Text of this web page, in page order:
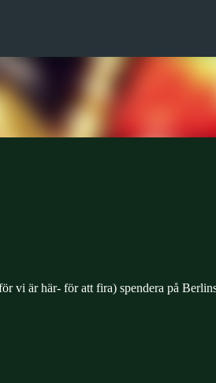
vi är här- för att fira) spendera på